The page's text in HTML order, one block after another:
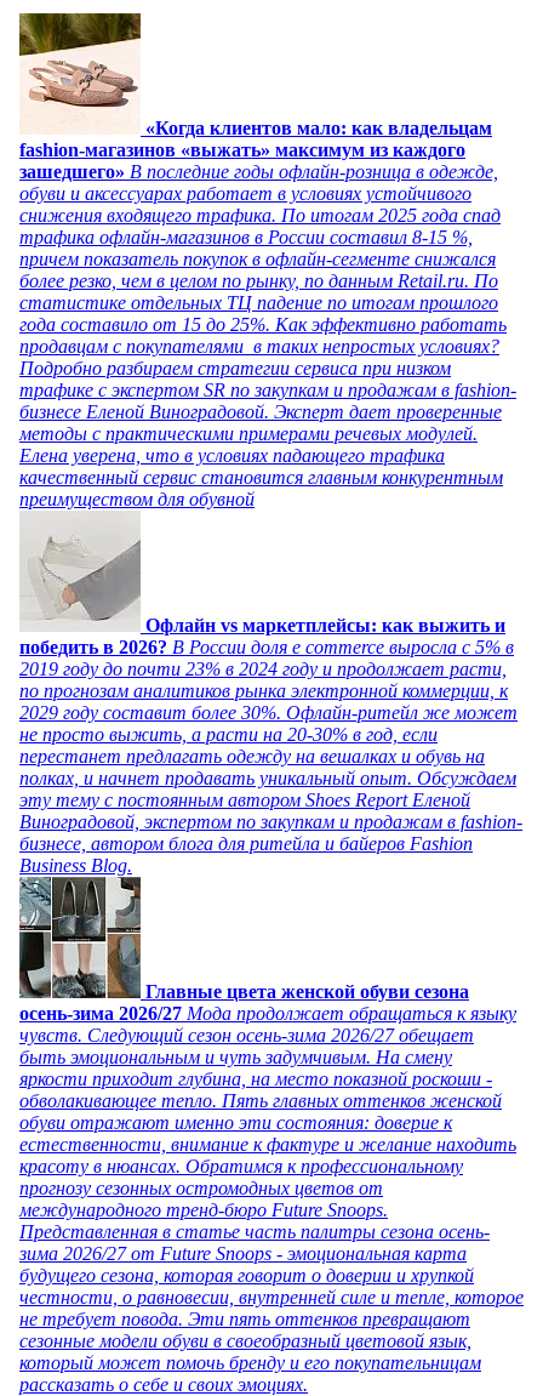
«Когда клиентов мало: как владельцам
fashion-магазинов «выжать» максимум из каждого
зашедшего» В последние годы офлайн-розница в одежде,
обуви и аксессуарах работает в условиях устойчивого
снижения входящего трафика. По итогам 2025 года спад
трафика офлайн-магазинов в России составил 8-15 %,
причем показатель покупок в офлайн-сегменте снижался
более резко, чем в целом по рынку, по данным Retail.ru. По
статистике отдельных ТЦ падение по итогам прошлого
года составило от 15 до 25%. Как эффективно работать
продавцам с покупателями в таких непростых условиях?
Подробно разбираем стратегии сервиса при низком
трафике с экспертом SR по закупкам и продажам в fashion-
бизнесе Еленой Виноградовой. Эксперт дает проверенные
методы с практическими примерами речевых модулей.
Елена уверена, что в условиях падающего трафика
качественный сервис становится главным конкурентным
преимуществом для обувной
Офлайн vs маркетплейсы: как выжить и
победить в 2026? В России доля e commerce выросла с 5% в
2019 году до почти 23% в 2024 году и продолжает расти,
по прогнозам аналитиков рынка электронной коммерции, к
2029 году составит более 30%. Офлайн-ритейл же может
не просто выжить, а расти на 20-30% в год, если
перестанет предлагать одежду на вешалках и обувь на
полках, и начнет продавать уникальный опыт. Обсуждаем
эту тему с постоянным автором Shoes Report Еленой
Виноградовой, экспертом по закупкам и продажам в fashion-
бизнесе, автором блога для ритейла и байеров Fashion
Business Blog.
Главные цвета женской обуви сезона
осень-зима 2026/27 Мода продолжает обращаться к языку
чувств. Следующий сезон осень-зима 2026/27 обещает
быть эмоциональным и чуть задумчивым. На смену
яркости приходит глубина, на место показной роскоши -
обволакивающее тепло. Пять главных оттенков женской
обуви отражают именно эти состояния: доверие к
естественности, внимание к фактуре и желание находить
красоту в нюансах. Обратимся к профессиональному
прогнозу сезонных остромодных цветов от
международного тренд-бюро Future Snoops.
Представленная в статье часть палитры сезона осень-
зима 2026/27 от Future Snoops - эмоциональная карта
будущего сезона, которая говорит о доверии и хрупкой
честности, о равновесии, внутренней силе и тепле, которое
не требует повода. Эти пять оттенков превращают
сезонные модели обуви в своеобразный цветовой язык,
который может помочь бренду и его покупательницам
рассказать о себе и своих эмоциях.